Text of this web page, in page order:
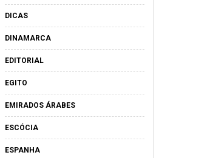
DICAS
DINAMARCA
EDITORIAL
EGITO
EMIRADOS ÁRABES
ESCÓCIA
ESPANHA